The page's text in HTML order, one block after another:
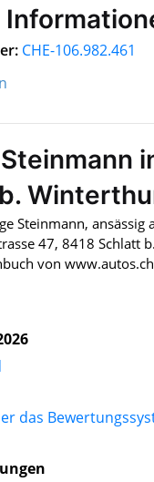
CHE-106.982.461
Steinmann, ansässig
47, 8418 Schlatt
von
das